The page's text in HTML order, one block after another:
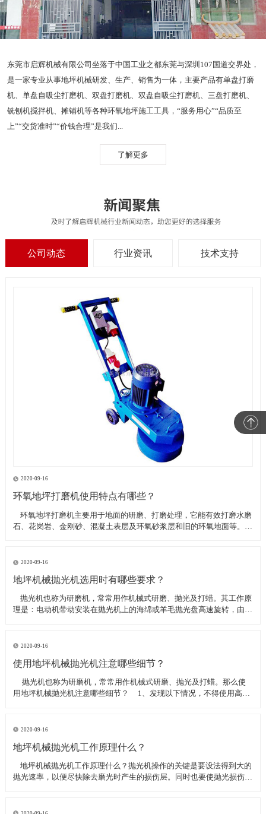
东莞市启辉机械有限公司坐落于中国工业之都东莞与深圳107国道交界处，
是一家专业从事地坪机械研发、生产、销售为一体，主要产品有单盘打磨
机、单盘自吸尘打磨机、双盘打磨机、双盘自吸尘打磨机、三盘打磨机、
铣刨机搅拌机、摊铺机等各种环氧地坪施工工具，“服务用心”“品质至
上”“交货准时”“价钱合理”是我们...
了解更多
公司动态 行业资讯 技术支持
2020-09-16
环氧地坪打磨机使用特点有哪些？
​ 环氧地坪打磨机主要用于地面的研磨、打磨处理，它能有效打磨水磨
石、花岗岩、金刚砂、混凝土表层及环氧砂浆层和旧的环氧地面等。具
地坪工程处理的必备设
2020-09-16
地坪机械抛光机选用时有哪些要求？
​ 抛光机也称为研磨机，常常用作机械式研磨、抛光及打蜡。其工作原
理是：电动机带动安装在抛光机上的海绵或羊毛抛光盘高速旋转，由于
求？
2020-09-16
使用地坪机械抛光机注意哪些细节？
​ 抛光机也称为研磨机，常常用作机械式研磨、抛光及打蜡。那么使
用地坪机械抛光机注意哪些细节？ 1、发现以下情况，不得使用高速
2020-09-16
地坪机械抛光机工作原理什么？
​ 地坪机械抛光机工作原理什么？抛光机操作的关键是要设法得到大的
抛光速率，以便尽快除去磨光时产生的损伤层。同时也要使抛光损伤层
较深；后者要求使用最细的